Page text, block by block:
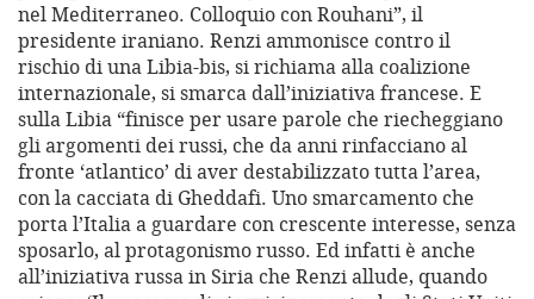
nel Mediterraneo. Colloquio con Rouhani”, il
presidente iraniano. Renzi ammonisce contro il
rischio di una Libia-bis, si richiama alla coalizione
internazionale, si smarca dall’iniziativa francese. E
sulla Libia “finisce per usare parole che riecheggiano
gli argomenti dei russi, che da anni rinfacciano al
fronte ‘atlantico’ di aver destabilizzato tutta l’area,
con la cacciata di Gheddafi. Uno smarcamento che
porta l’Italia a guardare con crescente interesse, senza
sposarlo, al protagonismo russo. Ed infatti è anche
all’iniziativa russa in Siria che Renzi allude, quando